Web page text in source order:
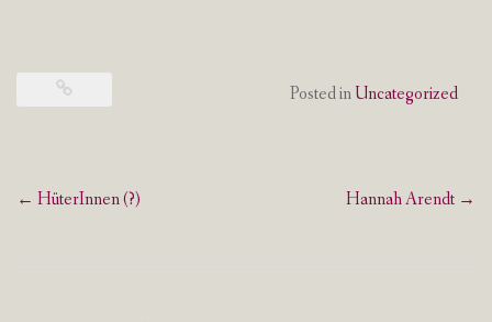
Posted inUncategorized
Post
← HüterInnen (?) Hannah Arendt →